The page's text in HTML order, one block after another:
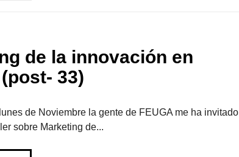
de la innovación en
33)
de Noviembre la gente de FEUGA me ha invitado
sobre Marketing de...